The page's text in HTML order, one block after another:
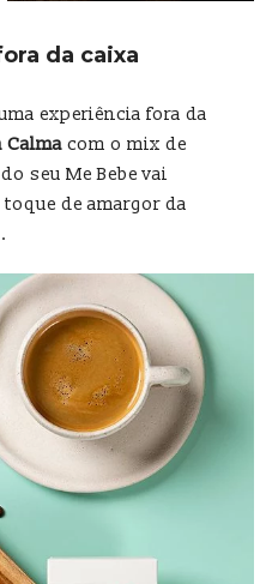
da caixa
experiência fora da
Calma com o mix de
seu Me Bebe vai
de amargor da